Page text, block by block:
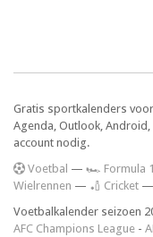
Gratis sportkalenders
Agenda, Outlook,
account nodig.
Voetbal — 🏎️ Formula 1
Wielrennen — 🏏 Cricket —
Voetbalkalender seizoen
AFC Champions League -